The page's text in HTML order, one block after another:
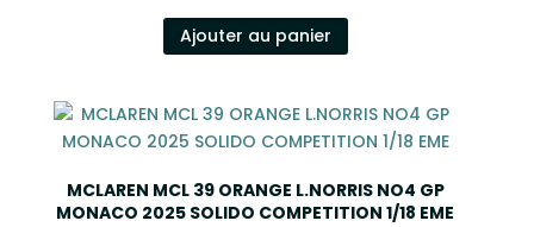
Ajouter au panier
MCLAREN MCL 39 ORANGE L.NORRIS NO4 GP
MONACO 2025 SOLIDO COMPETITION 1/18 EME